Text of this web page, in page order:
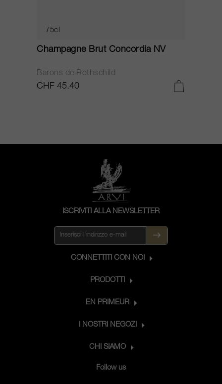
75cl
Champagne Brut Concordia NV
Barons de Rothschild
CHF 45.40
ISCRIVITI ALLA NEWSLETTER
CONNETTITI CON NOI
PRODOTTI
EN PRIMEUR
I NOSTRI NEGOZI
CHI SIAMO
Follow us